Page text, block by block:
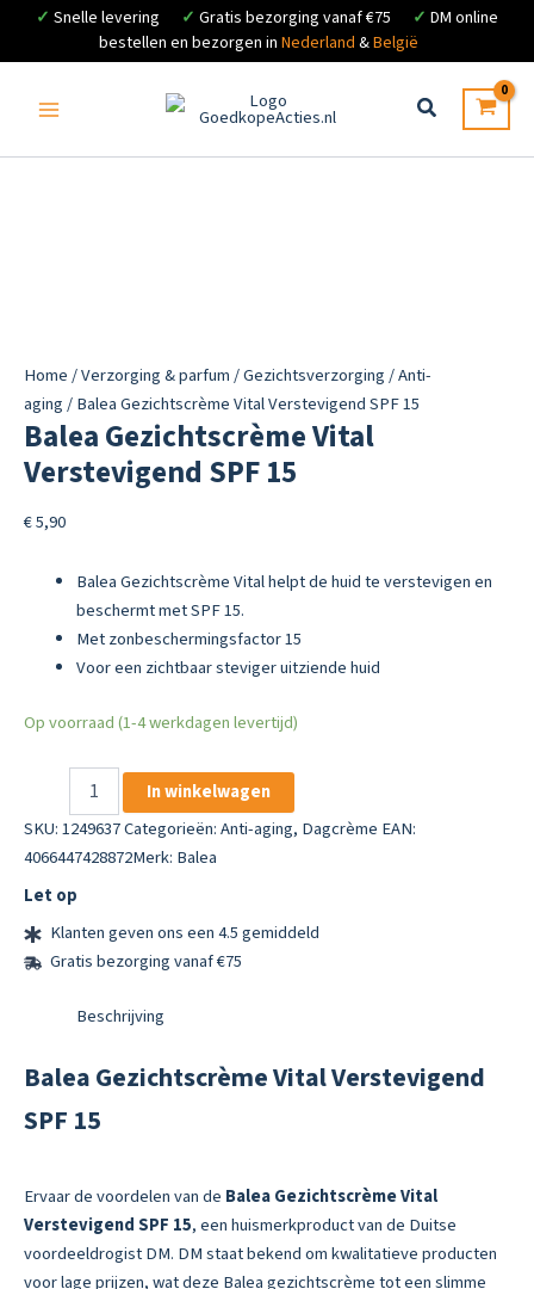
✓ Snelle levering ✓ Gratis bezorging vanaf €75 ✓ DM online
bestellen en bezorgen in Nederland &België
inhoud
Home/Verzorging & parfum/Gezichtsverzorging/Anti-
aging/ Balea Gezichtscrème Vital Verstevigend SPF 15
Balea Gezichtscrème Vital
Verstevigend SPF 15
€5,90
Balea Gezichtscrème Vital helpt de huid te verstevigen en
beschermt met SPF 15.
Met zonbeschermingsfactor 15
Voor een zichtbaar steviger uitziende huid
Op voorraad (1-4 werkdagen levertijd)
Gezichtscrème
Vital
Verstevigend
15
aantal
In winkelwagen
SKU:1249637Categorieën:Anti-aging, Dagcrème EAN:
4066447428872Merk: Balea
Let op
Klanten geven ons een 4.5 gemiddeld
Gratis bezorging vanaf €75
Beschrijving
Balea Gezichtscrème Vital Verstevigend
SPF 15
Ervaar de voordelen van de Balea Gezichtscrème Vital
Verstevigend SPF 15, een huismerkproduct van de Duitse
voordeeldrogist DM. DM staat bekend om kwalitatieve producten
voor lage prijzen, wat deze Balea gezichtscrème tot een slimme